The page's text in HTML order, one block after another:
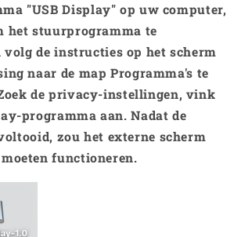
"USB Display" op uw computer,
het stuurprogramma te
de instructies op het scherm
naar de map Programma's te
de privacy-instellingen, vink
programma aan. Nadat de
zou het externe scherm
functioneren.